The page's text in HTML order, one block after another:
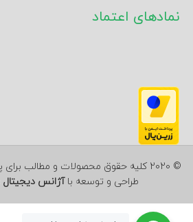
نمادهای اعتماد
© 2020 کلیه حقوق محصولات و مطالب
طراحی و توسعه باآژانس دیجیتال